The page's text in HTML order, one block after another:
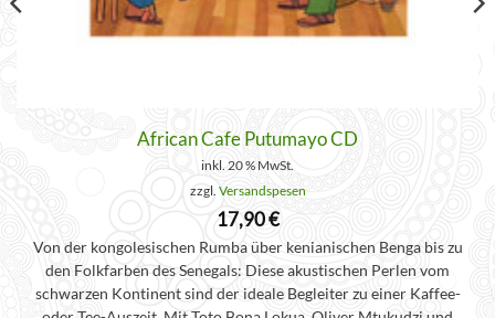
African Cafe Putumayo CD
inkl. 20 % MwSt.
zzgl. Versandspesen
17,90€
Von der kongolesischen Rumba über kenianischen Benga bis zu
den Folkfarben des Senegals: Diese akustischen Perlen vom
schwarzen Kontinent sind der ideale Begleiter zu einer Kaffee-